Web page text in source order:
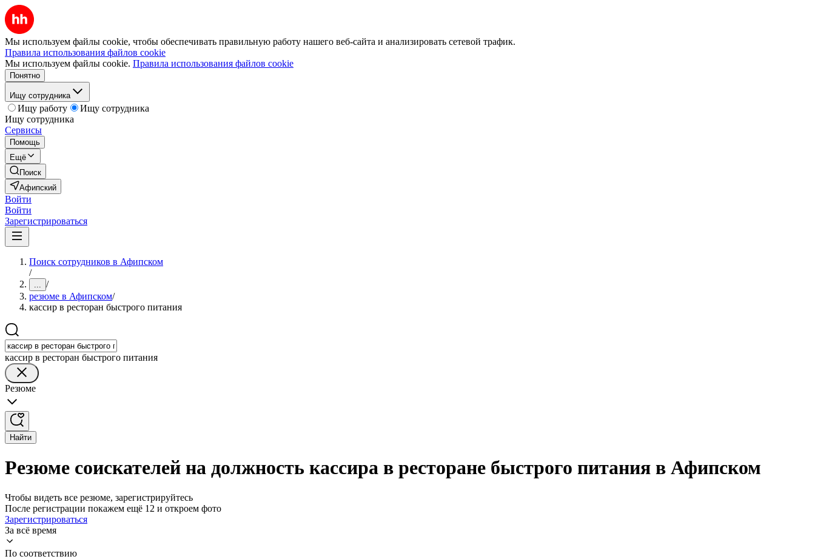
Мы используем файлы cookie, чтобы обеспечивать правильную работу нашего веб-сайта и анализировать сетевой трафик.
Правила использования файлов cookie
Мы используем файлы cookie. Правила использования файлов cookie
Понятно
Ищу сотрудника
Ищу работу
Ищу сотрудника
Ищу сотрудника
Сервисы
Помощь
Ещё
Поиск
Афипский
Войти
Войти
Зарегистрироваться
Поиск сотрудников в Афипском
/
... /
резюме в Афипском/
кассир в ресторан быстрого питания
кассир в ресторан быстрого питания
Резюме
Найти
Резюме соискателей на должность кассира в ресторане быстрого питания в Афипском
Чтобы видеть все резюме, зарегистрируйтесь
После регистрации покажем ещё 12 и откроем фото
Зарегистрироваться
За всё время
По соответствию